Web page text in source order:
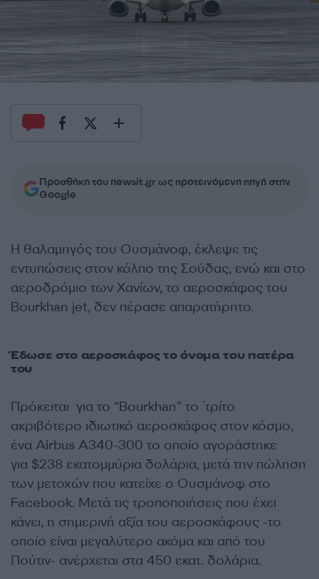
Προσθήκη του newsit.gr ως προτεινόμενη πηγή στην
Google
Η θαλαμηγός του Ουσμάνοφ, έκλεψε τις
εντυπώσεις στον κόλπο της Σούδας, ενώ και στο
αεροδρόμιο των Χανίων, το αεροσκάφος του
Bourkhan jet, δεν πέρασε απαρατήρητο.
Έδωσε στο αεροσκάφος το όνομα του πατέρα
του
Πρόκειται για το “Bourkhan” το ΄τρίτο
ακριβότερο ιδιωτικό αεροσκάφος στον κόσμο,
ένα Airbus A340-300 το οποίο αγοράστηκε
για $238 εκατομμύρια δολάρια, μετά την πώληση
των μετοχών που κατείχε ο Ουσμάνοφ στο
Facebook. Μετά τις τροποποιήσεις που έχει
κάνει, η σημερινή αξία του αεροσκάφους -το
οποίο είναι μεγαλύτερο ακόμα και από του
Πούτιν- ανέρχεται στα 450 εκατ. δολάρια.